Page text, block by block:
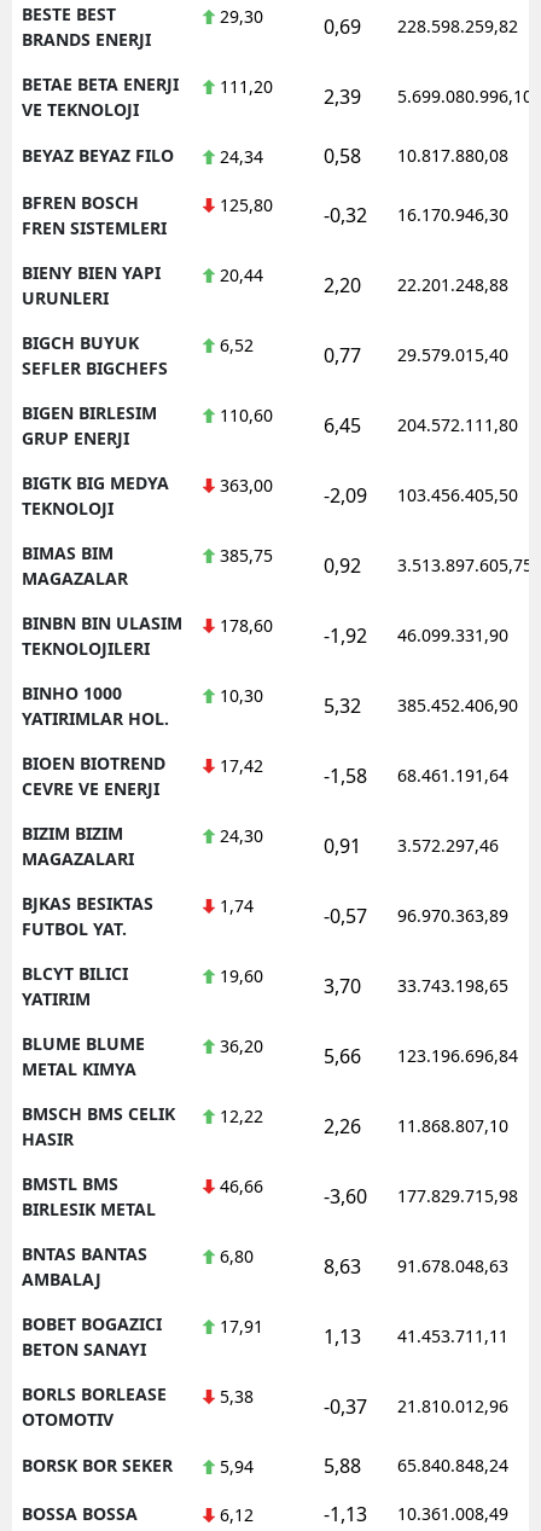
BESTE BEST
BRANDS ENERJI
29,30 0,69 228.598.259,82
BETAE BETA ENERJI
VE TEKNOLOJI
111,20 2,39 5.699.080.996,10
BEYAZ BEYAZ FILO 24,34 0,58 10.817.880,08
BFREN BOSCH
FREN SISTEMLERI
125,80 -0,32 16.170.946,30
BIENY BIEN YAPI
URUNLERI
20,44 2,20 22.201.248,88
BIGCH BUYUK
SEFLER BIGCHEFS
6,52 0,77 29.579.015,40
BIGEN BIRLESIM
GRUP ENERJI
110,60 6,45 204.572.111,80
BIGTK BIG MEDYA
TEKNOLOJI
363,00 -2,09 103.456.405,50
BIMAS BIM
MAGAZALAR
385,75 0,92 3.513.897.605,75
BINBN BIN ULASIM
TEKNOLOJILERI
178,60 -1,92 46.099.331,90
BINHO 1000
YATIRIMLAR HOL.
10,30 5,32 385.452.406,90
BIOEN BIOTREND
CEVRE VE ENERJI
17,42 -1,58 68.461.191,64
BIZIM BIZIM
MAGAZALARI
24,30 0,91 3.572.297,46
BJKAS BESIKTAS
FUTBOL YAT.
1,74 -0,57 96.970.363,89
BLCYT BILICI
YATIRIM
19,60 3,70 33.743.198,65
BLUME BLUME
METAL KIMYA
36,20 5,66 123.196.696,84
BMSCH BMS CELIK
HASIR
12,22 2,26 11.868.807,10
BMSTL BMS
BIRLESIK METAL
46,66 -3,60 177.829.715,98
BNTAS BANTAS
AMBALAJ
6,80 8,63 91.678.048,63
BOBET BOGAZICI
BETON SANAYI
17,91 1,13 41.453.711,11
BORLS BORLEASE
OTOMOTIV
5,38 -0,37 21.810.012,96
BORSK BOR SEKER 5,94 5,88 65.840.848,24
BOSSA BOSSA 6,12 -1,13 10.361.008,49